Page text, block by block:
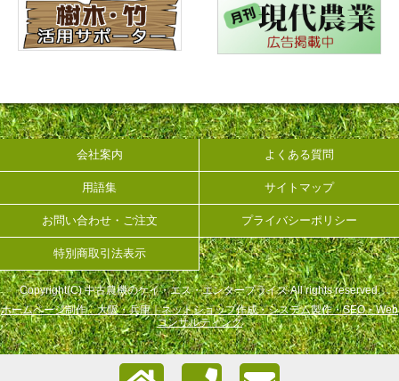
会社案内 よくある質問
用語集 サイトマップ
お問い合わせ・ご注文 プライバシーポリシー
特別商取引法表示
Copyright(C) 中古農機のケイ・エス・エンタープライズ All rights reserved.
ホームページ制作 大阪・兵庫｜ネットショップ作成・システム製作・SEO・Web
コンサルティング